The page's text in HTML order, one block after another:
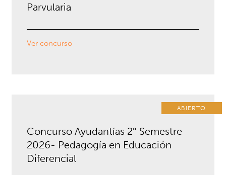
Parvularia
Ver concurso
Concurso Ayudantías 2° Semestre
2026- Pedagogía en Educación
Diferencial
ABIERTO